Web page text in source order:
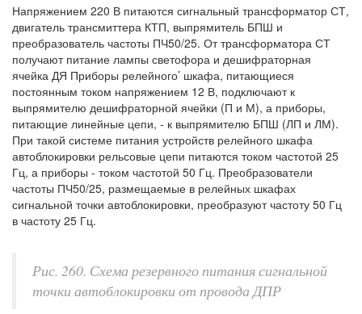
Напряжением 220 В питаются сигнальный трансформатор СТ,
двигатель трансмиттера КТП, выпрямитель БПШ и
преобразователь частоты ПЧ50/25. От трансформатора СТ
получают питание лампы светофора и дешифраторная
ячейка ДЯ Приборы релейного’ шкафа, питающиеся
постоянным током напряжением 12 В, подключают к
выпрямителю дешифраторной ячейки (П и М), а приборы,
питающие линейные цепи, - к выпрямителю БПШ (ЛП и ЛМ).
При такой системе питания устройств релейного шкафа
автоблокировки рельсовые цепи питаются током частотой 25
Гц, а приборы - током частотой 50 Гц. Преобразователи
частоты ПЧ50/25, размещаемые в релейных шкафах
сигнальной точки автоблокировки, преобразуют частоту 50 Гц
в частоту 25 Гц.
Рис. 260. Схема резервного питания сигнальной
точки автоблокировки от провода ДПР